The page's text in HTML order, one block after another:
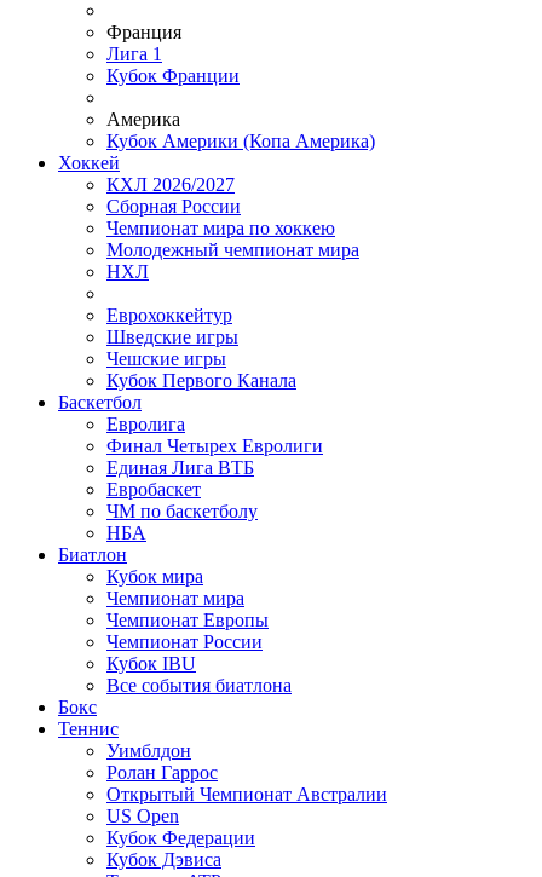
Франция
Лига 1
Кубок Франции
Америка
Кубок Америки (Копа Америка)
Хоккей
КХЛ 2026/2027
Сборная России
Чемпионат мира по хоккею
Молодежный чемпионат мира
НХЛ
Еврохоккейтур
Шведские игры
Чешские игры
Кубок Первого Канала
Баскетбол
Евролига
Финал Четырех Евролиги
Единая Лига ВТБ
Евробаскет
ЧМ по баскетболу
НБА
Биатлон
Кубок мира
Чемпионат мира
Чемпионат Европы
Чемпионат России
Кубок IBU
Все события биатлона
Бокс
Теннис
Уимблдон
Ролан Гаррос
Открытый Чемпионат Австралии
US Open
Кубок Федерации
Кубок Дэвиса